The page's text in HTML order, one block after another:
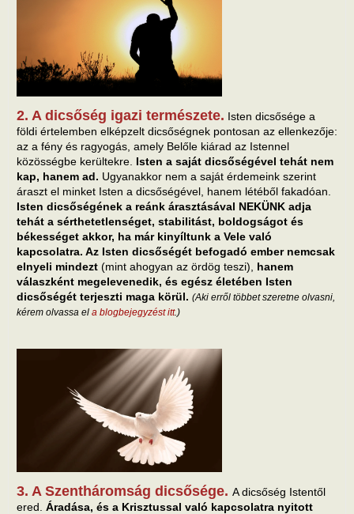
2. A dicsőség igazi természete. Isten dicsősége a
földi értelemben elképzelt dicsőségnek pontosan az ellenkezője:
az a fény és ragyogás, amely Belőle kiárad az Istennel
közösségbe kerültekre. Isten a saját dicsőségével tehát nem
kap, hanem ad. Ugyanakkor nem a saját érdemeink szerint
áraszt el minket Isten a dicsőségével, hanem létéből fakadóan.
Isten dicsőségének a reánk árasztásával NEKÜNK adja
tehát a sérthetetlenséget, stabilitást, boldogságot és
békességet akkor, ha már kinyíltunk a Vele való
kapcsolatra. Az Isten dicsőségét befogadó ember nemcsak
elnyeli mindezt (mint ahogyan az ördög teszi), hanem
válaszként megelevenedik, és egész életében Isten
dicsőségét terjeszti maga körül. (Aki erről többet szeretne olvasni,
kérem olvassa el a blogbejegyzést itt.)
3. A Szentháromság dicsősége. A dicsőség Istentől
ered. Áradása, és a Krisztussal való kapcsolatra nyitott